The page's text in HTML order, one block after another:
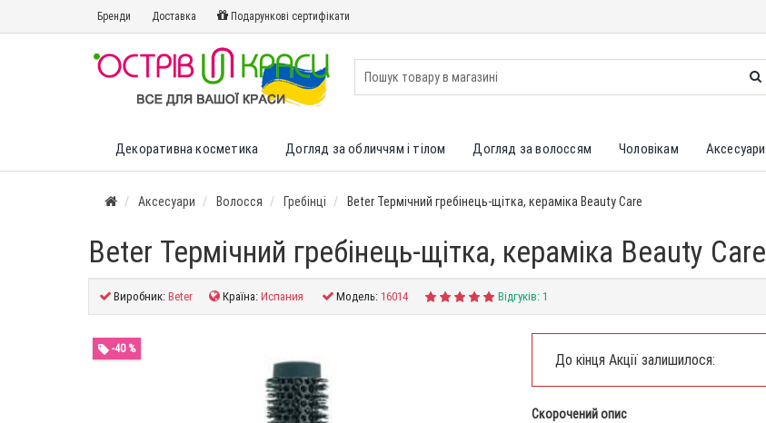
Бренди Доставка Подарункові сертифікати
Декоративна косметика Догляд за обличчям і тілом Догляд за волоссям Чоловікам Аксесуари
Аксесуари Волосся Гребінці Beter Термічний гребінець-щітка, кераміка Beauty Care
Beter Термічний гребінець-щітка, кераміка Beauty Care
Виробник:Beter Країна:Испания Модель:16014 Відгуків: 1
-40 %
До кінця Акції залишилося:
Скорочений опис